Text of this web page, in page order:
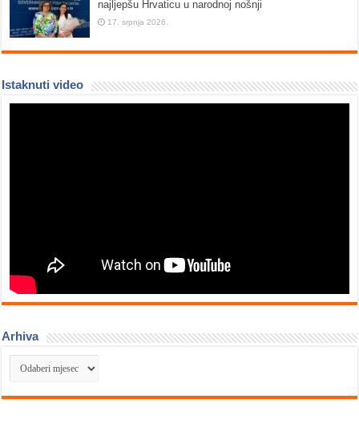
najljepšu Hrvaticu u narodnoj nošnji
17. srpnja 2026.
Istaknuti video
Arhiva
Arhiva